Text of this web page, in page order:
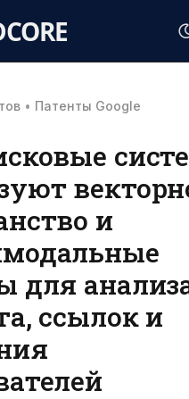
• Патенты Google
и
для
ссылок и